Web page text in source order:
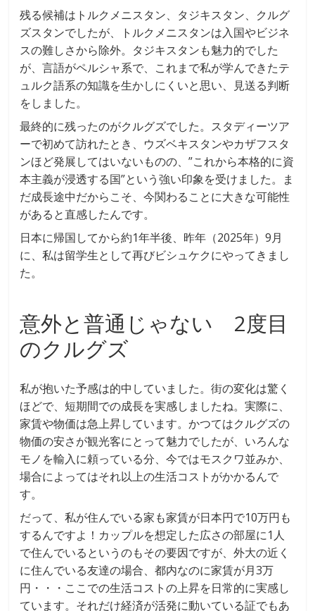
残る候補はトルクメニスタン、タジキスタン、クルグ
ズスタンでしたが、トルクメニスタンは入国やビジネ
スの難しさから除外。タジキスタンも魅力的でした
が、言語がペルシャ系で、これまで私が学んできたテ
ュルク語系の知識を生かしにくいと思い、見送る判断
をしました。
最終的に残ったのがクルグズでした。スタディーツア
ーで初めて訪れたとき、ウズベキスタンやカザフスタ
ンほど発展してはいないものの、”これから本格的に資
本主義が浸透する国”という強い印象を受けました。ま
だ成長途中だからこそ、今関わることに大きな可能性
があると直感したんです。
日本に帰国してから約1年半後、昨年（2025年）9月
に、私は留学生として再びビシュケクにやってきまし
た。
意外と普通じゃない 2度目
のクルグズ
私が抱いた予感は的中していました。街の変化は驚く
ほどで、短期間での成長を実感しましたね。実際に、
家賃や物価は急上昇しています。かつてはクルグズの
物価の安さが観光客にとって魅力でしたが、いろんな
モノを輸入に頼っている分、今ではモスクワ並みか、
場合によってはそれ以上の生活コストがかかるんで
す。
だって、私が住んでいる家も家賃が日本円で10万円も
するんですよ！カップルを想定した広さの部屋に1人
で住んでいるというのもその要因ですが、外大の近く
に住んでいる友達の場合、都内なのに家賃が月3万
円・・・ここでの生活コストの上昇を日常的に実感し
ています。それだけ経済が活発に動いている証でもあ